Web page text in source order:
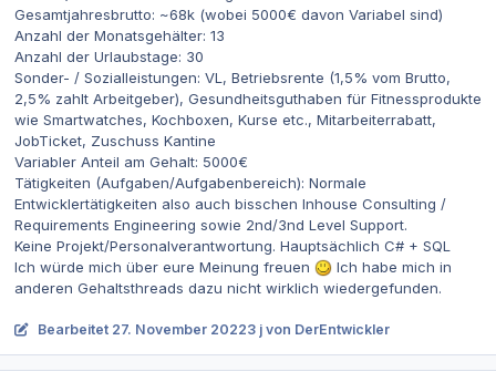
Gesamtjahresbrutto: ~68k (wobei 5000€ davon Variabel sind)
Anzahl der Monatsgehälter: 13
Anzahl der Urlaubstage: 30
Sonder- / Sozialleistungen: VL, Betriebsrente (1,5% vom Brutto,
2,5% zahlt Arbeitgeber), Gesundheitsguthaben für Fitnessprodukte
wie Smartwatches, Kochboxen, Kurse etc., Mitarbeiterrabatt,
JobTicket, Zuschuss Kantine
Variabler Anteil am Gehalt: 5000€
Tätigkeiten (Aufgaben/Aufgabenbereich): Normale
Entwicklertätigkeiten also auch bisschen Inhouse Consulting /
Requirements Engineering sowie 2nd/3nd Level Support.
Keine Projekt/Personalverantwortung. Hauptsächlich C# + SQL
Ich würde mich über eure Meinung freuen
Ich habe mich in
anderen Gehaltsthreads dazu nicht wirklich wiedergefunden.
Bearbeitet 27. November 20223 j von DerEntwickler